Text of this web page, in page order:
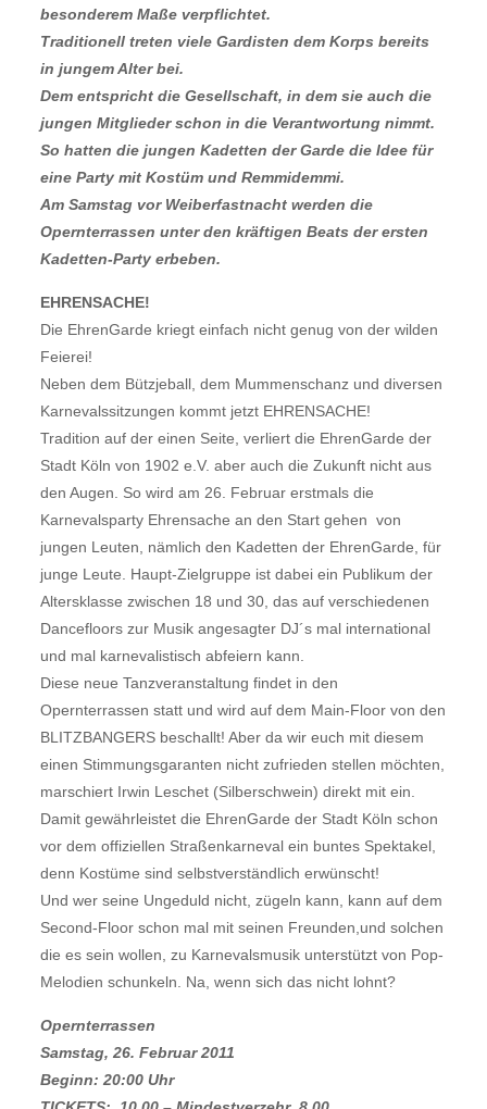
besonderem Maße verpflichtet.
Traditionell treten viele Gardisten dem Korps bereits
in jungem Alter bei.
Dem entspricht die Gesellschaft, in dem sie auch die
jungen Mitglieder schon in die Verantwortung nimmt.
So hatten die jungen Kadetten der Garde die Idee für
eine Party mit Kostüm und Remmidemmi.
Am Samstag vor Weiberfastnacht werden die
Opernterrassen unter den kräftigen Beats der ersten
Kadetten-Party erbeben.
EHRENSACHE!
Die EhrenGarde kriegt einfach nicht genug von der wilden
Feierei!
Neben dem Bützjeball, dem Mummenschanz und diversen
Karnevalssitzungen kommt jetzt EHRENSACHE!
Tradition auf der einen Seite, verliert die EhrenGarde der
Stadt Köln von 1902 e.V. aber auch die Zukunft nicht aus
den Augen. So wird am 26. Februar erstmals die
Karnevalsparty Ehrensache an den Start gehen  von
jungen Leuten, nämlich den Kadetten der EhrenGarde, für
junge Leute. Haupt-Zielgruppe ist dabei ein Publikum der
Altersklasse zwischen 18 und 30, das auf verschiedenen
Dancefloors zur Musik angesagter DJ´s mal international
und mal karnevalistisch abfeiern kann.
Diese neue Tanzveranstaltung findet in den
Opernterrassen statt und wird auf dem Main-Floor von den
BLITZBANGERS beschallt! Aber da wir euch mit diesem
einen Stimmungsgaranten nicht zufrieden stellen möchten,
marschiert Irwin Leschet (Silberschwein) direkt mit ein.
Damit gewährleistet die EhrenGarde der Stadt Köln schon
vor dem offiziellen Straßenkarneval ein buntes Spektakel,
denn Kostüme sind selbstverständlich erwünscht!
Und wer seine Ungeduld nicht, zügeln kann, kann auf dem
Second-Floor schon mal mit seinen Freunden,und solchen
die es sein wollen, zu Karnevalsmusik unterstützt von Pop-
Melodien schunkeln. Na, wenn sich das nicht lohnt?
Opernterrassen
Samstag, 26. Februar 2011
Beginn: 20:00 Uhr